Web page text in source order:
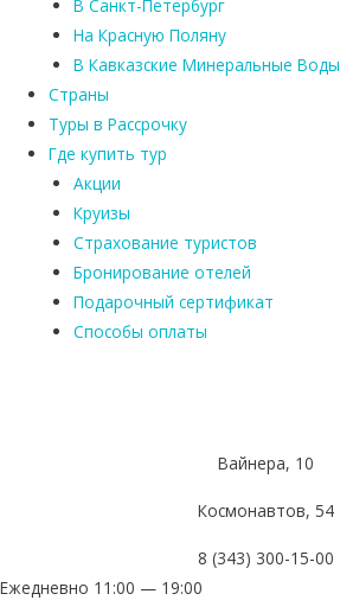
В Санкт-Петербург
На Красную Поляну
В Кавказские Минеральные Воды
Страны
Туры в Рассрочку
Где купить тур
Акции
Круизы
Страхование туристов
Бронирование отелей
Подарочный сертификат
Способы оплаты
Вайнера, 10
Космонавтов, 54
8 (343) 300-15-00
Ежедневно 11:00 — 19:00